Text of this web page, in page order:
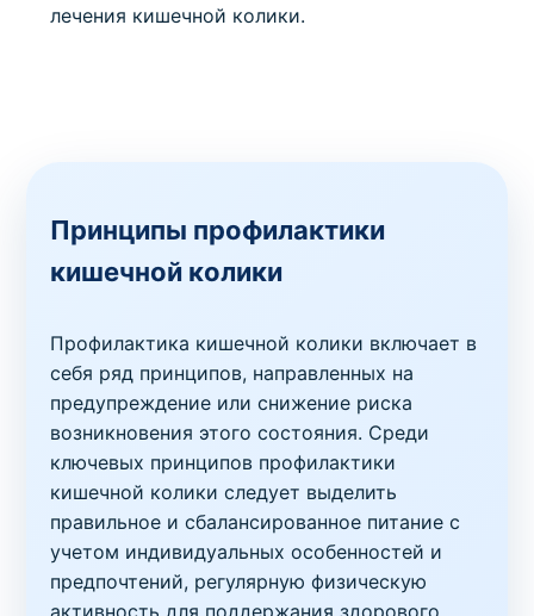
лечения кишечной колики.
Принципы профилактики
кишечной колики
Профилактика кишечной колики включает в
себя ряд принципов, направленных на
предупреждение или снижение риска
возникновения этого состояния. Среди
ключевых принципов профилактики
кишечной колики следует выделить
правильное и сбалансированное питание с
учетом индивидуальных особенностей и
предпочтений, регулярную физическую